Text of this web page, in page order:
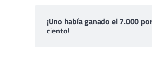
¡Uno había ganado el 7.000 por
ciento!